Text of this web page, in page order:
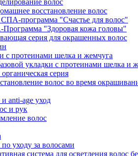
волос
восстановление волос
СПА-программа "Счастье для волос"
Программа "Здоровая кожа головы"
серия для окрашенных волос
с протеинами шелка и жемчуга
укладки с протеинами шелка и
серия
волос во время
anti-age уход
и рук
волос
уходу за волосами
система для осветления волос